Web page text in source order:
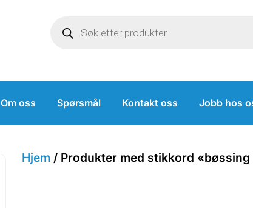
Om oss Spørsmål Kontakt oss Jobb hos
Hjem / Produkter med stikkord